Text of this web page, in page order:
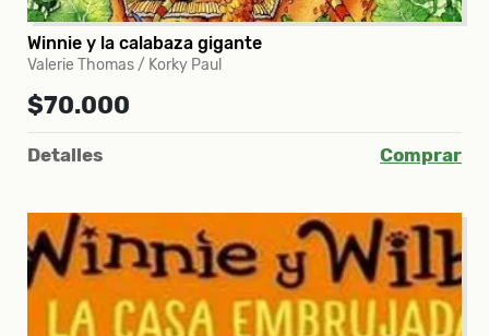
Winnie y la calabaza gigante
Valerie Thomas / Korky Paul
$70.000
Detalles Comprar